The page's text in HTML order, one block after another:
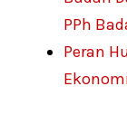
PPh
Peran